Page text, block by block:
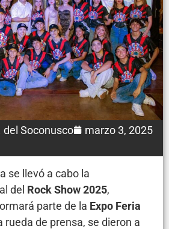
del Soconusco
marzo 3, 2025
se llevó a cabo la
del Rock Show 2025,
parte de la Expo Feria
rueda de prensa, se dieron a